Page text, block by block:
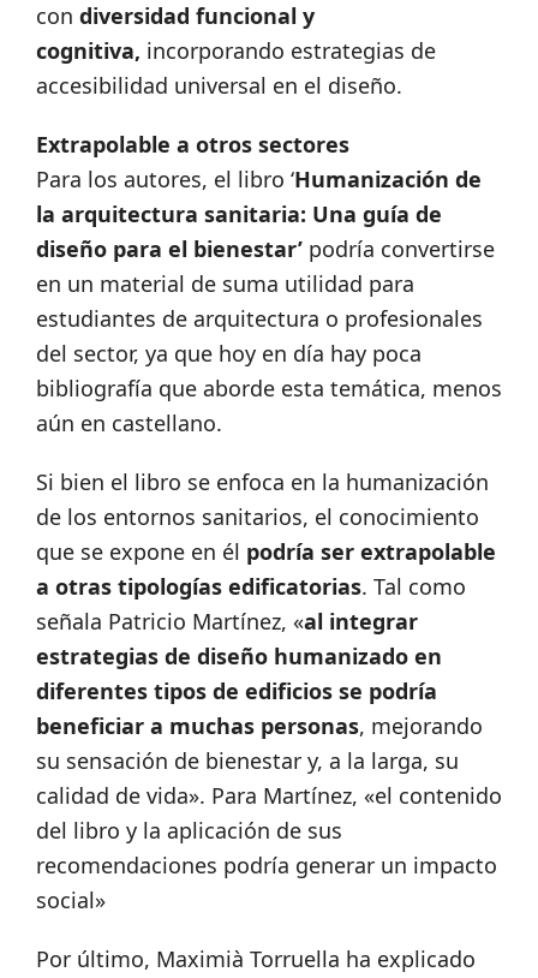
con diversidad funcional y
cognitiva, incorporando estrategias de
accesibilidad universal en el diseño.
Extrapolable a otros sectores
Para los autores, el libro ‘Humanización de
la arquitectura sanitaria: Una guía de
diseño para el bienestar’ podría convertirse
en un material de suma utilidad para
estudiantes de arquitectura o profesionales
del sector, ya que hoy en día hay poca
bibliografía que aborde esta temática, menos
aún en castellano.
Si bien el libro se enfoca en la humanización
de los entornos sanitarios, el conocimiento
que se expone en él podría ser extrapolable
a otras tipologías edificatorias. Tal como
señala Patricio Martínez, «al integrar
estrategias de diseño humanizado en
diferentes tipos de edificios se podría
beneficiar a muchas personas, mejorando
su sensación de bienestar y, a la larga, su
calidad de vida». Para Martínez, «el contenido
del libro y la aplicación de sus
recomendaciones podría generar un impacto
social»
Por último, Maximià Torruella ha explicado